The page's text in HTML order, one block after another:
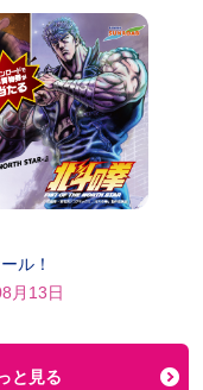
ル！
月13日
と見る